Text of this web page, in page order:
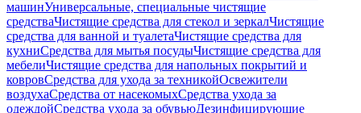
машинУниверсальные, специальные чистящие
средстваЧистящие средства для стекол и зеркалЧистящие
средства для ванной и туалетаЧистящие средства для
кухниСредства для мытья посудыЧистящие средства для
мебелиЧистящие средства для напольных покрытий и
ковровСредства для ухода за техникойОсвежители
воздухаСредства от насекомыхСредства ухода за
одеждойСредства ухода за обувьюДезинфицирующие